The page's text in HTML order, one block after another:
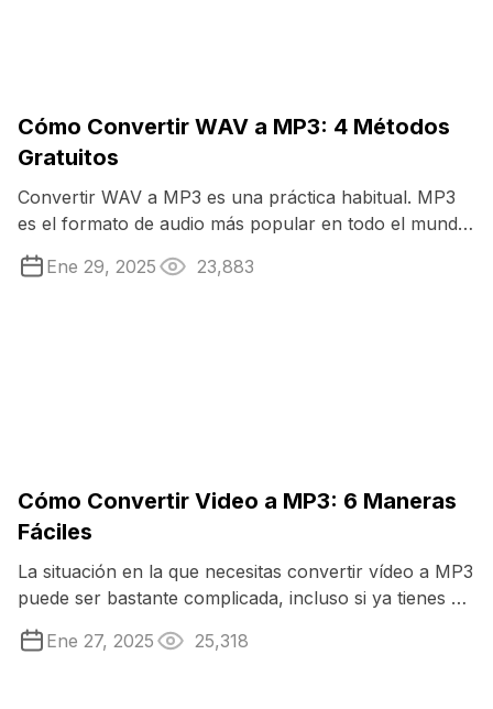
Cómo Convertir WAV a MP3: 4 Métodos
Gratuitos
Convertir WAV a MP3 es una práctica habitual. MP3
es el formato de audio más popular en todo el mundo
para música, podcasts ...
Ene 29, 2025 23,883
Cómo Convertir Video a MP3: 6 Maneras
Fáciles
La situación en la que necesitas convertir vídeo a MP3
puede ser bastante complicada, incluso si ya tienes un
conversor multimedia ...
Ene 27, 2025 25,318